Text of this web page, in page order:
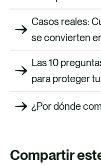
Casos reales:
se convierten
Las 10
para proteger
¿Por dónde
Compartir